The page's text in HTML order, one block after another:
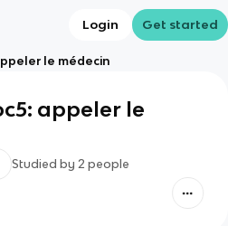
Login Get started
le médecin
appeler le
Studied by 2 people